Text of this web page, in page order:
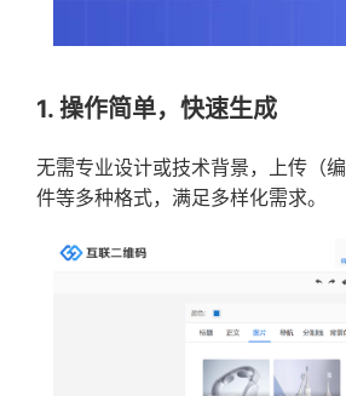
1. 操作简单，快速生成
无需专业设计或技术背景，上传（
件等多种格式，满足多样化需求。